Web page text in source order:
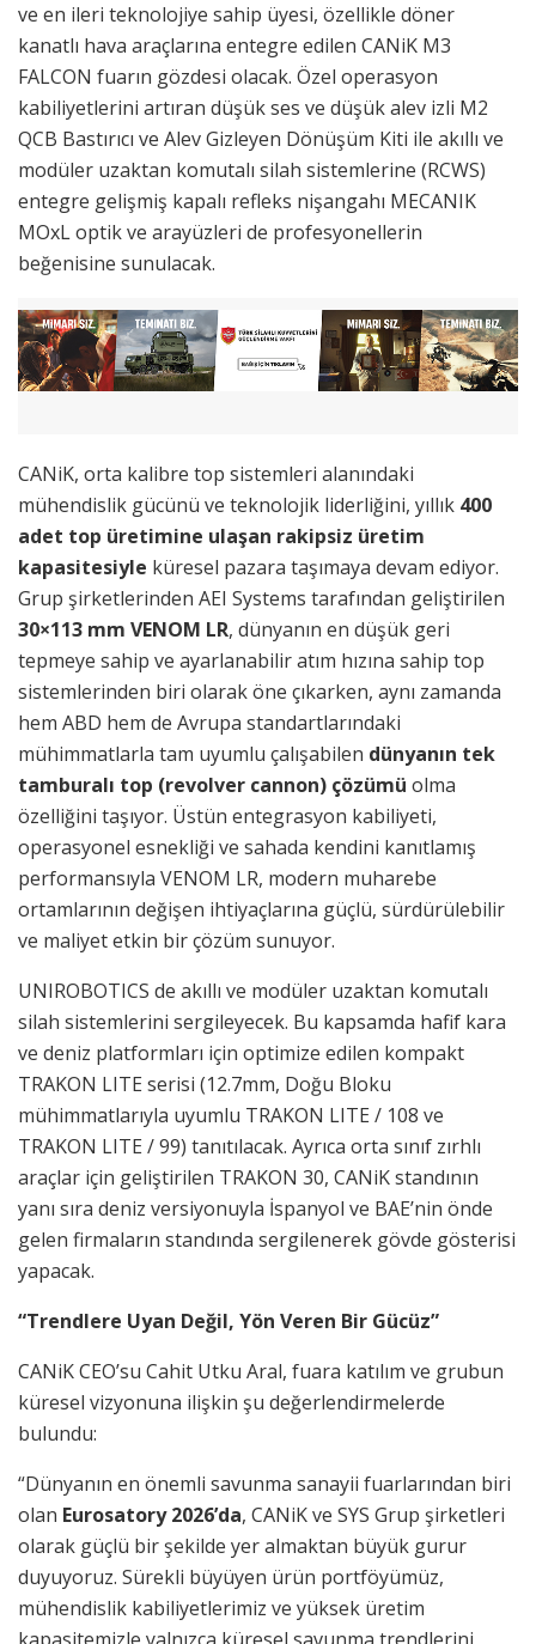
ve en ileri teknolojiye sahip üyesi, özellikle döner
kanatlı hava araçlarına entegre edilen CANiK M3
FALCON fuarın gözdesi olacak. Özel operasyon
kabiliyetlerini artıran düşük ses ve düşük alev izli M2
QCB Bastırıcı ve Alev Gizleyen Dönüşüm Kiti ile akıllı ve
modüler uzaktan komutalı silah sistemlerine (RCWS)
entegre gelişmiş kapalı refleks nişangahı MECANIK
MOxL optik ve arayüzleri de profesyonellerin
beğenisine sunulacak.
CANiK, orta kalibre top sistemleri alanındaki
mühendislik gücünü ve teknolojik liderliğini, yıllık 400
adet top üretimine ulaşan rakipsiz üretim
kapasitesiyle küresel pazara taşımaya devam ediyor.
Grup şirketlerinden AEI Systems tarafından geliştirilen
30×113 mm VENOM LR, dünyanın en düşük geri
tepmeye sahip ve ayarlanabilir atım hızına sahip top
sistemlerinden biri olarak öne çıkarken, aynı zamanda
hem ABD hem de Avrupa standartlarındaki
mühimmatlarla tam uyumlu çalışabilen dünyanın tek
tamburalı top (revolver cannon) çözümü olma
özelliğini taşıyor. Üstün entegrasyon kabiliyeti,
operasyonel esnekliği ve sahada kendini kanıtlamış
performansıyla VENOM LR, modern muharebe
ortamlarının değişen ihtiyaçlarına güçlü, sürdürülebilir
ve maliyet etkin bir çözüm sunuyor.
UNIROBOTICS de akıllı ve modüler uzaktan komutalı
silah sistemlerini sergileyecek. Bu kapsamda hafif kara
ve deniz platformları için optimize edilen kompakt
TRAKON LITE serisi (12.7mm, Doğu Bloku
mühimmatlarıyla uyumlu TRAKON LITE / 108 ve
TRAKON LITE / 99) tanıtılacak. Ayrıca orta sınıf zırhlı
araçlar için geliştirilen TRAKON 30, CANiK standının
yanı sıra deniz versiyonuyla İspanyol ve BAE’nin önde
gelen firmaların standında sergilenerek gövde gösterisi
yapacak.
“Trendlere Uyan Değil, Yön Veren Bir Gücüz”
CANiK CEO’su Cahit Utku Aral, fuara katılım ve grubun
küresel vizyonuna ilişkin şu değerlendirmelerde
bulundu:
“Dünyanın en önemli savunma sanayii fuarlarından biri
olan Eurosatory 2026’da, CANiK ve SYS Grup şirketleri
olarak güçlü bir şekilde yer almaktan büyük gurur
duyuyoruz. Sürekli büyüyen ürün portföyümüz,
mühendislik kabiliyetlerimiz ve yüksek üretim